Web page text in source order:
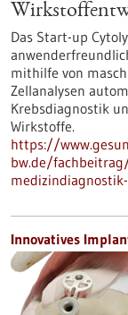
Das Start-up
mithilfe von
Zellanalysen
Krebsdiagnostik
Wirkstoffe.
https://
bw.de/
Innovatives